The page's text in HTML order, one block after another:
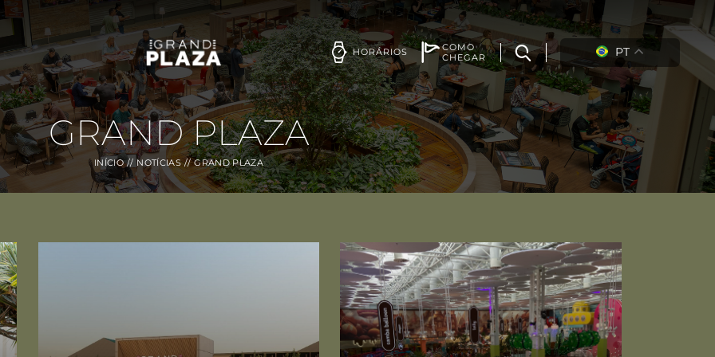
HORÁRIOS
COMO
CHEGAR
PT
GRAND PLAZA
INÍCIO NOTÍCIAS GRAND PLAZA